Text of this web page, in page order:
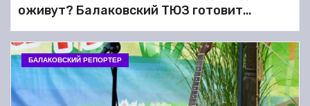
Балакова записали видео-
обращение из-за «фекальных
рек» в подвалах домов
оживут? Балаковский ТЮЗ готовит
БАЛАКОВСКИЙ РЕПОРТЕР